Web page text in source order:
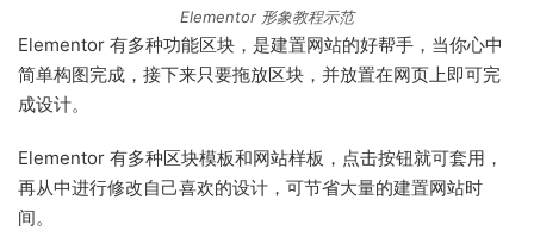
Elementor 形象教程示范
Elementor 有多种功能区块，是建置网站的好帮手，当你心中
简单构图完成，接下来只要拖放区块，并放置在网页上即可完
成设计。
Elementor 有多种区块模板和网站样板，点击按钮就可套用，
再从中进行修改自己喜欢的设计，可节省大量的建置网站时
间。